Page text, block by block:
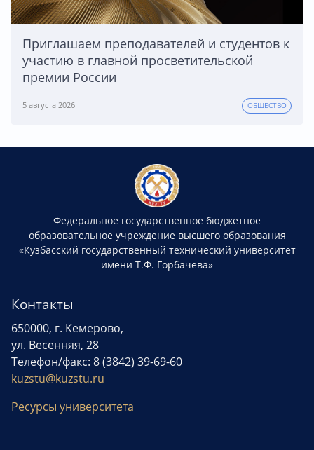
Приглашаем преподавателей и студентов к
участию в главной просветительской
премии России
5 августа 2026 ОБЩЕСТВО
Федеральное государственное бюджетное
образовательное учреждение высшего образования
«Кузбасский государственный технический университет
имени Т.Ф. Горбачева»
Контакты
650000, г. Кемерово,
ул. Весенняя, 28
Телефон/факс: 8 (3842) 39-69-60
kuzstu@kuzstu.ru
Ресурсы университета